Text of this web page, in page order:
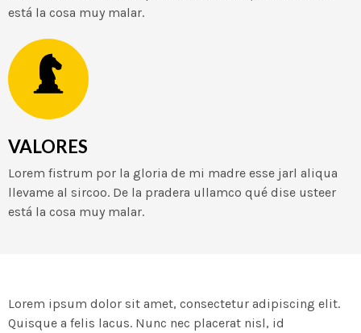
está la cosa muy malar.
VALORES
Lorem fistrum por la gloria de mi madre esse jarl aliqua
llevame al sircoo. De la pradera ullamco qué dise usteer
está la cosa muy malar.
Lorem ipsum dolor sit amet, consectetur adipiscing elit.
Quisque a felis lacus. Nunc nec placerat nisl, id